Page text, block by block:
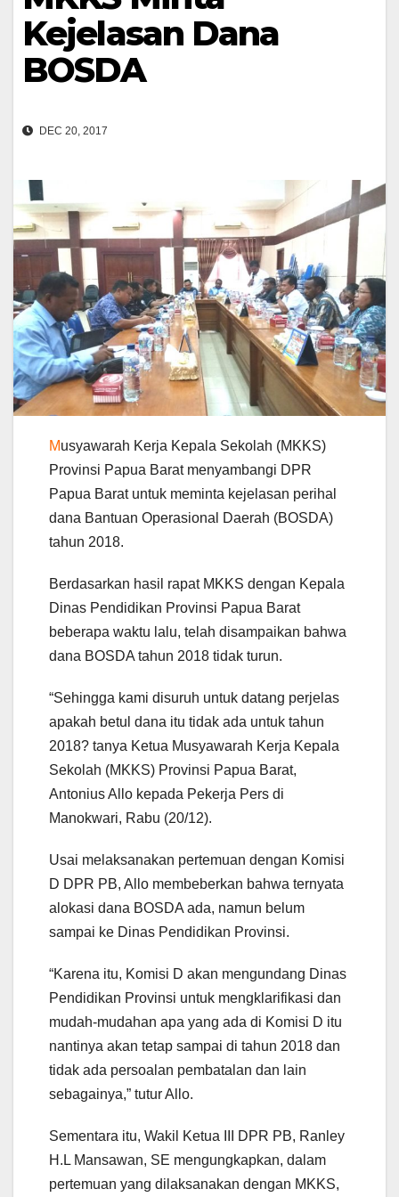
Kejelasan Dana
BOSDA
DEC 20, 2017
Musyawarah Kerja Kepala Sekolah (MKKS)
Provinsi Papua Barat menyambangi DPR
Papua Barat untuk meminta kejelasan perihal
dana Bantuan Operasional Daerah (BOSDA)
tahun 2018.
Berdasarkan hasil rapat MKKS dengan Kepala
Dinas Pendidikan Provinsi Papua Barat
beberapa waktu lalu, telah disampaikan bahwa
dana BOSDA tahun 2018 tidak turun.
“Sehingga kami disuruh untuk datang perjelas
apakah betul dana itu tidak ada untuk tahun
2018? tanya Ketua Musyawarah Kerja Kepala
Sekolah (MKKS) Provinsi Papua Barat,
Antonius Allo kepada Pekerja Pers di
Manokwari, Rabu (20/12).
Usai melaksanakan pertemuan dengan Komisi
D DPR PB, Allo membeberkan bahwa ternyata
alokasi dana BOSDA ada, namun belum
sampai ke Dinas Pendidikan Provinsi.
“Karena itu, Komisi D akan mengundang Dinas
Pendidikan Provinsi untuk mengklarifikasi dan
mudah-mudahan apa yang ada di Komisi D itu
nantinya akan tetap sampai di tahun 2018 dan
tidak ada persoalan pembatalan dan lain
sebagainya,” tutur Allo.
Sementara itu, Wakil Ketua III DPR PB, Ranley
H.L Mansawan, SE mengungkapkan, dalam
pertemuan yang dilaksanakan dengan MKKS,